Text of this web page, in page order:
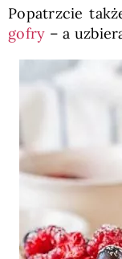
Popatrzcie
gofry – a